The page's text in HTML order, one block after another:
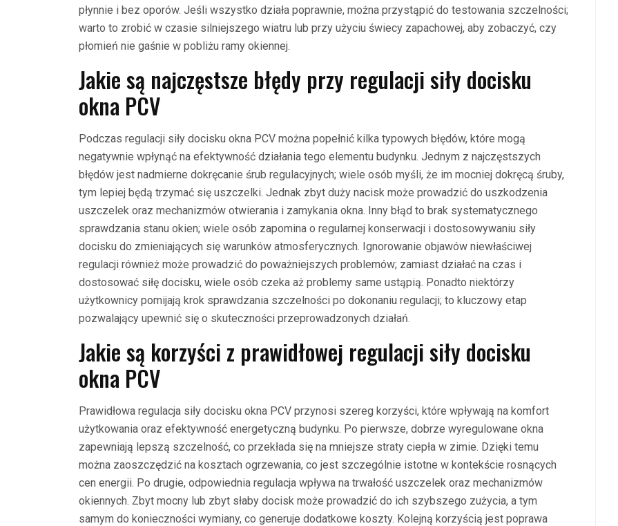
płynnie i bez oporów. Jeśli wszystko działa poprawnie, można przystąpić do testowania szczelności;
warto to zrobić w czasie silniejszego wiatru lub przy użyciu świecy zapachowej, aby zobaczyć, czy
płomień nie gaśnie w pobliżu ramy okiennej.
Jakie są najczęstsze błędy przy regulacji siły docisku
okna PCV
Podczas regulacji siły docisku okna PCV można popełnić kilka typowych błędów, które mogą
negatywnie wpłynąć na efektywność działania tego elementu budynku. Jednym z najczęstszych
błędów jest nadmierne dokręcanie śrub regulacyjnych; wiele osób myśli, że im mocniej dokręcą śruby,
tym lepiej będą trzymać się uszczelki. Jednak zbyt duży nacisk może prowadzić do uszkodzenia
uszczelek oraz mechanizmów otwierania i zamykania okna. Inny błąd to brak systematycznego
sprawdzania stanu okien; wiele osób zapomina o regularnej konserwacji i dostosowywaniu siły
docisku do zmieniających się warunków atmosferycznych. Ignorowanie objawów niewłaściwej
regulacji również może prowadzić do poważniejszych problemów; zamiast działać na czas i
dostosować siłę docisku, wiele osób czeka aż problemy same ustąpią. Ponadto niektórzy
użytkownicy pomijają krok sprawdzania szczelności po dokonaniu regulacji; to kluczowy etap
pozwalający upewnić się o skuteczności przeprowadzonych działań.
Jakie są korzyści z prawidłowej regulacji siły docisku
okna PCV
Prawidłowa regulacja siły docisku okna PCV przynosi szereg korzyści, które wpływają na komfort
użytkowania oraz efektywność energetyczną budynku. Po pierwsze, dobrze wyregulowane okna
zapewniają lepszą szczelność, co przekłada się na mniejsze straty ciepła w zimie. Dzięki temu
można zaoszczędzić na kosztach ogrzewania, co jest szczególnie istotne w kontekście rosnących
cen energii. Po drugie, odpowiednia regulacja wpływa na trwałość uszczelek oraz mechanizmów
okiennych. Zbyt mocny lub zbyt słaby docisk może prowadzić do ich szybszego zużycia, a tym
samym do konieczności wymiany, co generuje dodatkowe koszty. Kolejną korzyścią jest poprawa